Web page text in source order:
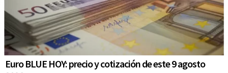
Euro BLUE HOY: precio y cotización de este 9 agosto